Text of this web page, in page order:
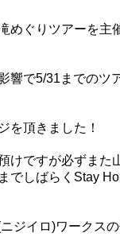
めぐりツアーを主
響で5/31までのツ
を頂きました！
けですが必ずまた
でしばらくStay
ジイロ)ワークスの